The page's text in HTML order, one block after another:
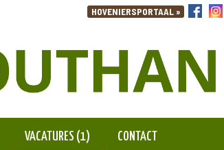
VACATURES (1) CONTACT